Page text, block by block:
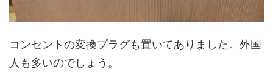
コンセントの変換プラグも置いてありました。外国
人も多いのでしょう。